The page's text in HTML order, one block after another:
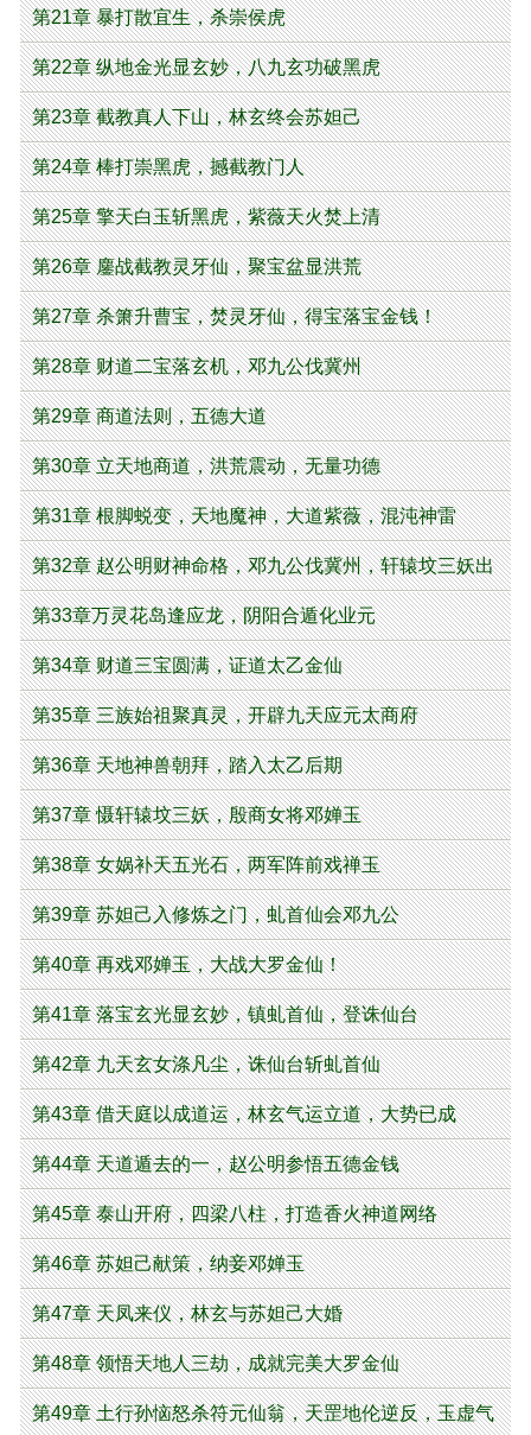
第21章 暴打散宜生，杀崇侯虎
第22章 纵地金光显玄妙，八九玄功破黑虎
第23章 截教真人下山，林玄终会苏妲己
第24章 棒打崇黑虎，撼截教门人
第25章 擎天白玉斩黑虎，紫薇天火焚上清
第26章 鏖战截教灵牙仙，聚宝盆显洪荒
第27章 杀箫升曹宝，焚灵牙仙，得宝落宝金钱！
第28章 财道二宝落玄机，邓九公伐冀州
第29章 商道法则，五德大道
第30章 立天地商道，洪荒震动，无量功德
第31章 根脚蜕变，天地魔神，大道紫薇，混沌神雷
第32章 赵公明财神命格，邓九公伐冀州，轩辕坟三妖出
世
第33章万灵花岛逢应龙，阴阳合遁化业元
第34章 财道三宝圆满，证道太乙金仙
第35章 三族始祖聚真灵，开辟九天应元太商府
第36章 天地神兽朝拜，踏入太乙后期
第37章 慑轩辕坟三妖，殷商女将邓婵玉
第38章 女娲补天五光石，两军阵前戏禅玉
第39章 苏妲己入修炼之门，虬首仙会邓九公
第40章 再戏邓婵玉，大战大罗金仙！
第41章 落宝玄光显玄妙，镇虬首仙，登诛仙台
第42章 九天玄女涤凡尘，诛仙台斩虬首仙
第43章 借天庭以成道运，林玄气运立道，大势已成
第44章 天道遁去的一，赵公明参悟五德金钱
第45章 泰山开府，四梁八柱，打造香火神道网络
第46章 苏妲己献策，纳妾邓婵玉
第47章 天凤来仪，林玄与苏妲己大婚
第48章 领悟天地人三劫，成就完美大罗金仙
第49章 土行孙恼怒杀符元仙翁，天罡地伦逆反，玉虚气